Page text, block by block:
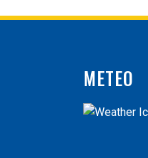
METEO